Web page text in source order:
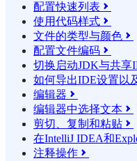
配置快速列表 
使用代码样式 
文件的类型与颜色 
配置文件编码 
切换启动JDK与共享
如何导出IDE设置以
编辑器 
编辑器中选择文本 
剪切、复制和粘贴 
在IntelliJ IDEA和
注释操作 